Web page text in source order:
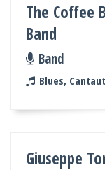
The Coffee
Band
Band
Blues,
Giuseppe